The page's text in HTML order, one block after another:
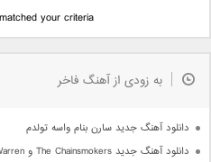
your criteria.
به زودی از آهنگ فاخر
دانلود آهنگ جدید سارن بنام واسه تولدم
دانلود آهنگ جدید The Chainsmokers و Emily Warren بنام Side Effects